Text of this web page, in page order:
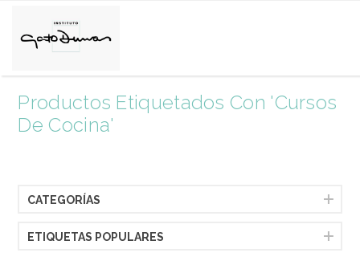
Productos Etiquetados Con 'cursos
De Cocina'
CATEGORÍAS
ETIQUETAS POPULARES